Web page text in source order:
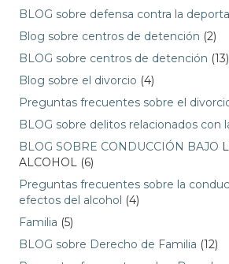
BLOG sobre defensa contra la
Blog sobre centros de detención (2)
BLOG sobre centros de detención (13)
Blog sobre el divorcio (4)
Preguntas frecuentes sobre el
BLOG sobre delitos relacionados con
BLOG SOBRE CONDUCCIÓN BAJO
ALCOHOL (6)
Preguntas frecuentes sobre la
efectos del alcohol (4)
Familia (5)
BLOG sobre Derecho de Familia (12)